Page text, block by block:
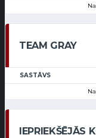
TEAM GRAY
SASTĀVS
IEPRIEKŠĒJĀS